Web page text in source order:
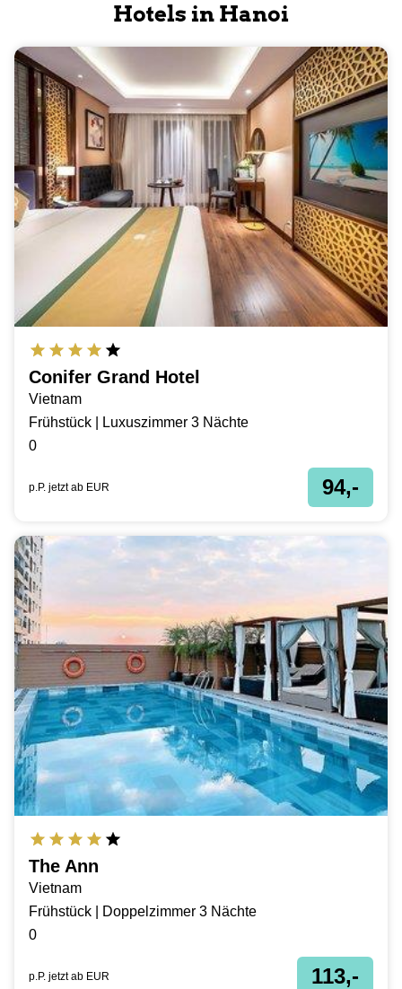
Hotels in Hanoi
Conifer Grand Hotel
Vietnam
Frühstück | Luxuszimmer 3 Nächte
0
p.P. jetzt ab EUR 94,-
The Ann
Vietnam
Frühstück | Doppelzimmer 3 Nächte
0
p.P. jetzt ab EUR 113,-